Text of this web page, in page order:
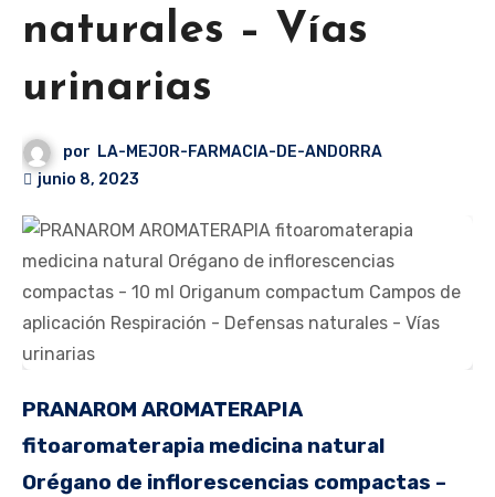
naturales – Vías
urinarias
por LA-MEJOR-FARMACIA-DE-ANDORRA
junio 8, 2023
PRANAROM AROMATERAPIA
fitoaromaterapia medicina natural
Orégano de inflorescencias compactas –